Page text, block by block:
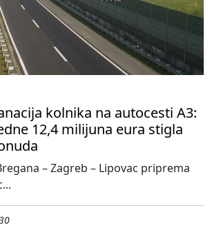
kolnika na autocesti A3:
12,4 milijuna eura stigla
– Zagreb – Lipovac priprema